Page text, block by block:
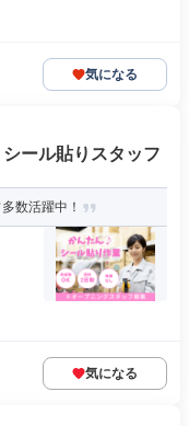
気になる
ール貼りスタッフ
数活躍中！
気になる